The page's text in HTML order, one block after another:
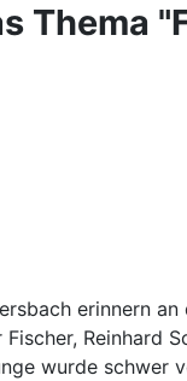
Thema
erinnern
Reinhard
wurde schwer